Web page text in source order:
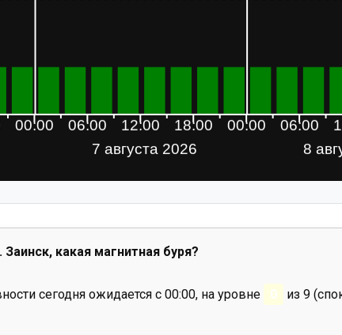
какая магнитная буря?
сегодня ожидается с 00:00, на уровне 0 из 9